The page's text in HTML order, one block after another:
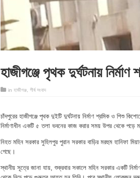
হাজীগঞ্জে পৃথক দুর্ঘটনায়
in হাজীগঞ্জ শীর্ষ সংবাদ
চাঁদপুরের হাজীগঞ্জে পৃথক দুইটি দুর্ঘটনায় নির্মাণ শ্রমিক ও শিশু
নির্মাণাধীন একটি ৫ তলা ভবনের কাজ করার সময় উপর থেকে
নিহত মহিন সরকার সুহিলপুর পুরান সরকার বাড়ির মরহুম হানিফা
গেছে।
স্থানীয় সূত্রে জানা যায়, শুক্রবার সকালে মহিন সরকার একটি